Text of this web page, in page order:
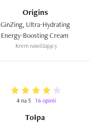
Origins
GinZing, Ultra-Hydrating
Krem nawilżający
4 na 5 16 opinii
Tołpa